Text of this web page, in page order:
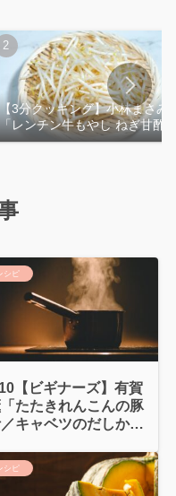
【3分クッキング】小林まさみ
「レンチン牛もやし ねぎ甘酢
れ」作り方
シピ
【ビギナーズ】有賀
たたきれんこんの豚
キャベツのだしかけ
シピ